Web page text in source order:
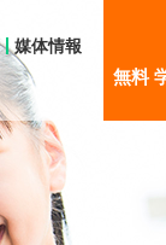
媒体情報
無料